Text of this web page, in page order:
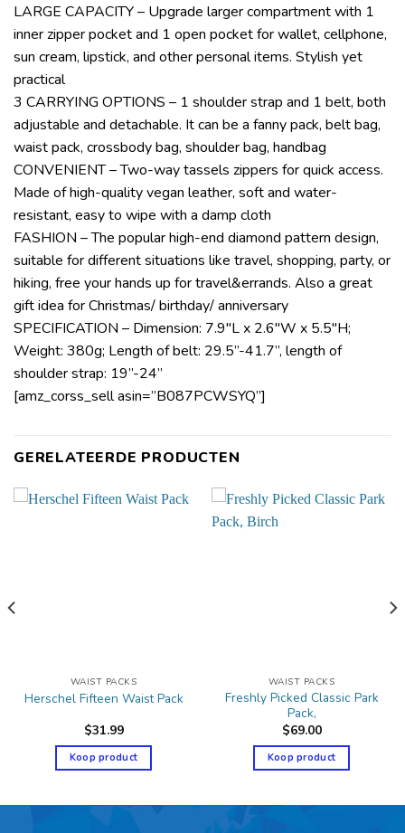
LARGE CAPACITY – Upgrade larger compartment with 1
inner zipper pocket and 1 open pocket for wallet, cellphone,
sun cream, lipstick, and other personal items. Stylish yet
practical
3 CARRYING OPTIONS – 1 shoulder strap and 1 belt, both
adjustable and detachable. It can be a fanny pack, belt bag,
waist pack, crossbody bag, shoulder bag, handbag
CONVENIENT – Two-way tassels zippers for quick access.
Made of high-quality vegan leather, soft and water-
resistant, easy to wipe with a damp cloth
FASHION – The popular high-end diamond pattern design,
suitable for different situations like travel, shopping, party, or
hiking, free your hands up for travel&errands. Also a great
gift idea for Christmas/ birthday/ anniversary
SPECIFICATION – Dimension: 7.9″L x 2.6″W x 5.5″H;
Weight: 380g; Length of belt: 29.5”-41.7”, length of
shoulder strap: 19”-24”
[amz_corss_sell asin=”B087PCWSYQ”]
GERELATEERDE PRODUCTEN
WAIST PACKS
Herschel Fifteen Waist Pack
$31.99
Koop product
WAIST PACKS
Freshly Picked Classic Park
Pack,
$69.00
Koop product